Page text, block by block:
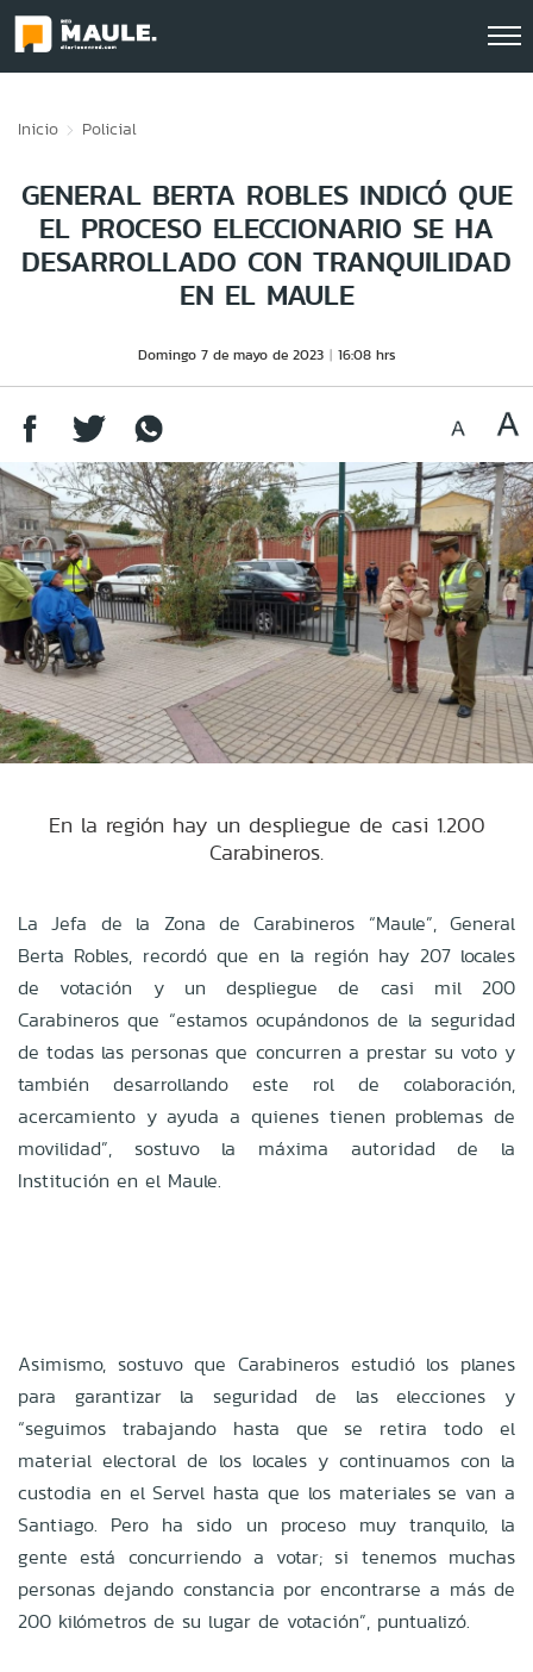
Inicio Policial
GENERAL BERTA ROBLES INDICÓ QUE
EL PROCESO ELECCIONARIO SE HA
DESARROLLADO CON TRANQUILIDAD
EN EL MAULE
Domingo 7 de mayo de 2023 16:08 hrs
En la región hay un despliegue de casi 1.200
Carabineros.
La Jefa de la Zona de Carabineros “Maule”, General
Berta Robles, recordó que en la región hay 207 locales
de votación y un despliegue de casi mil 200
Carabineros que “estamos ocupándonos de la seguridad
de todas las personas que concurren a prestar su voto y
también desarrollando este rol de colaboración,
acercamiento y ayuda a quienes tienen problemas de
movilidad”, sostuvo la máxima autoridad de la
Institución en el Maule.
Asimismo, sostuvo que Carabineros estudió los planes
para garantizar la seguridad de las elecciones y
“seguimos trabajando hasta que se retira todo el
material electoral de los locales y continuamos con la
custodia en el Servel hasta que los materiales se van a
Santiago. Pero ha sido un proceso muy tranquilo, la
gente está concurriendo a votar; si tenemos muchas
personas dejando constancia por encontrarse a más de
200 kilómetros de su lugar de votación”, puntualizó.